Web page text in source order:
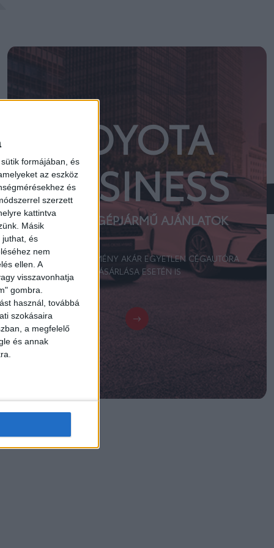
formájában, és
az eszköz
és
szerzett
kattintva
Másik
juthat, és
nem
ellen. A
visszavonhatja
gombra.
használ, továbbá
szokásaira
a megfelelő
és annak
TOYOTA
BUSINESS
SZEMÉLYGÉPJÁRMŰ AJÁNLATOK
FLOTTAKEDVEZMÉNY AKÁR EGYETLEN CÉGAUTÓRA
VÁSÁRLÁSA ESETÉN IS